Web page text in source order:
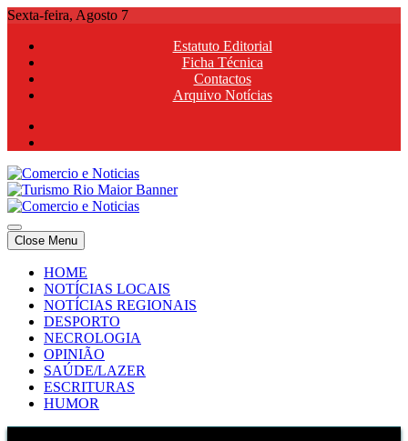
Skip
content
Sexta-feira, Agosto 7
Estatuto Editorial
Ficha Técnica
Contactos
Arquivo Notícias
Comercio e Noticias
Notícias e Publicidade Online
Comercio e Noticias
Notícias e Publicidade Online
Close Menu
HOME
NOTÍCIAS LOCAIS
NOTÍCIAS REGIONAIS
DESPORTO
NECROLOGIA
OPINIÃO
SAÚDE/LAZER
ESCRITURAS
HUMOR